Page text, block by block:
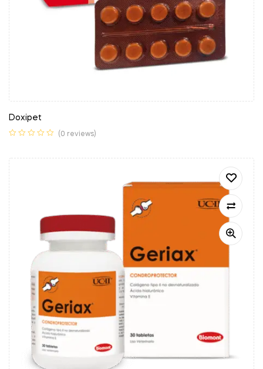
Doxipet
(0 reviews)